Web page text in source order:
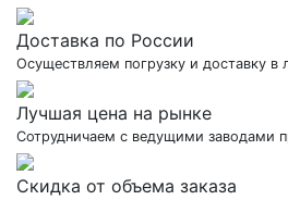
Доставка по России
Осуществляем погрузку и доставку в
Лучшая цена на рынке
Сотрудничаем с ведущими заводами
Скидка от объема заказа